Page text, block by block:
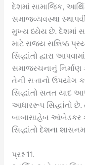
દેશમાં સામાજિક,
સમાજવ્યવસ્થા
મુખ્ય ધ્યેય છે. દેશમાં
માટે રાજ્ય સન્નિષ્ઠ
સિદ્ધાંતો દ્વારા
સમાજરચનાનું નિર્માણ
તેની સત્તાનો ઉપયોગ
સિદ્ધાંતો સતત યાદ
આધારરૂપ સિદ્ધાંતો છે.
બાબાસાહેબ આંબેડકર
સિદ્ધાંતો દેશના
પ્રશ્ન 11.